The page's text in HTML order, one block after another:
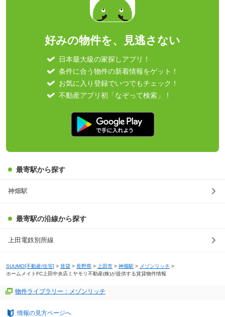
好みの物件を、見逃さない
日本最大級の家探しアプリ！
条件に合う物件の新着情報をゲット！
お気に入り登録でいつでもチェック！
不動産アプリ初「なぞって検索」！
最寄駅から探す
神畑駅
最寄駅の沿線から探す
上田電鉄別所線
SUUMO[不動産/住宅] > 賃貸 > 長野県 > 上田市 > 神畑駅 > メゾンリッチ >
ホームメイトFC上田中央店ミヤモリ不動産(株)が提供する賃貸物件情報
物件ライブラリー：メゾンリッチ
情報の見方ページへ